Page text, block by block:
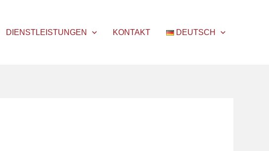
DIENSTLEISTUNGEN KONTAKT DEUTSCH